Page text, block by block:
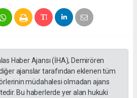
Haber Ajansı (İHA), Demirören
ajanslar tarafından eklenen tüm
müdahalesi olmadan ajans
Bu haberlerde yer alan hukuki